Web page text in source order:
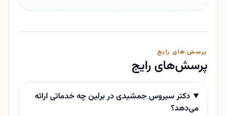
پرسش های رایج
پرسش‌های رایج
دکتر سیروس جمشیدی در برلین چه خدماتی ارائه
می‌دهد؟